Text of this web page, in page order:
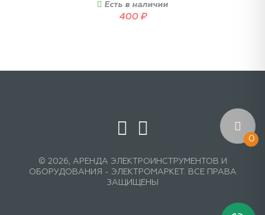
Есть в наличии
400 ₽
0
© 2026, АРЕНДА ЭЛЕКТРОИНСТРУМЕНТОВ И
ОБОРУДОВАНИЯ - ЭЛЕКТРОМАРКЕТ. ВСЕ ПРАВА
ЗАЩИЩЕНЫ